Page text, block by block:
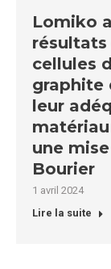
Lomiko
cellules
graphite
leur
une
Bourier
1 avril 2024
Lire la suite